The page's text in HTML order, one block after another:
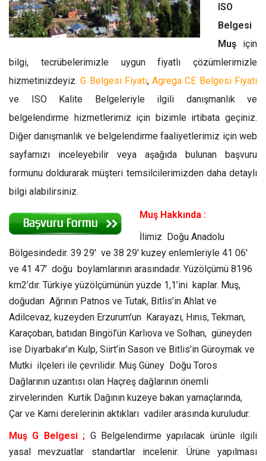
ISO
Belgesi
Muş için
bilgi, tecrübelerimizle uygun fiyatlı çözümlerimizle
hizmetinizdeyiz.G Belgesi Fiyatı,Agrega CE Belgesi Fiyatı
ve ISO Kalite Belgeleriyle ilgili danışmanlık ve
belgelendirme hizmetlerimiz için bizimle irtibata geçiniz.
Diğer danışmanlık ve belgelendirme faaliyetlerimiz için web
sayfamızı inceleyebilir veya aşağıda bulunan başvuru
formunu doldurarak müşteri temsilcilerimizden daha detaylı
bilgi alabilirsiniz.
Muş Hakkında :
İlimiz Doğu Anadolu
Bölgesindedir. 39 29′ ve 38 29′ kuzey enlemleriyle 41 06′
ve 41 47′ doğu boylamlarının arasındadır. Yüzölçümü 8196
km2’dır. Türkiye yüzölçümünün yüzde 1,1’ini kaplar. Muş,
doğudan Ağrının Patnos ve Tutak, Bitlis’in Ahlat ve
Adilcevaz, kuzeyden Erzurum’un Karayazı, Hınıs, Tekman,
Karaçoban, batıdan Bingöl’ün Karlıova ve Solhan, güneyden
ise Diyarbakır’ın Kulp, Siirt’in Sason ve Bitlis’in Güroymak ve
Mutki ilçeleri ile çevrilidir. Muş Güney Doğu Toros
Dağlarının uzantısı olan Haçreş dağlarının önemli
zirvelerinden Kurtik Dağının kuzeye bakan yamaçlarında,
Çar ve Karni derelerinin aktıkları vadiler arasında kuruludur.
Muş G Belgesi ; G Belgelendirme yapılacak ürünle ilgili
yasal mevzuatlar standartlar incelenir. Ürüne yapılması